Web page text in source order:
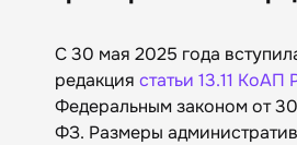
С 30 мая 2025 года
редакция статьи 13.11 КоАП
Федеральным законом от
ФЗ. Размеры